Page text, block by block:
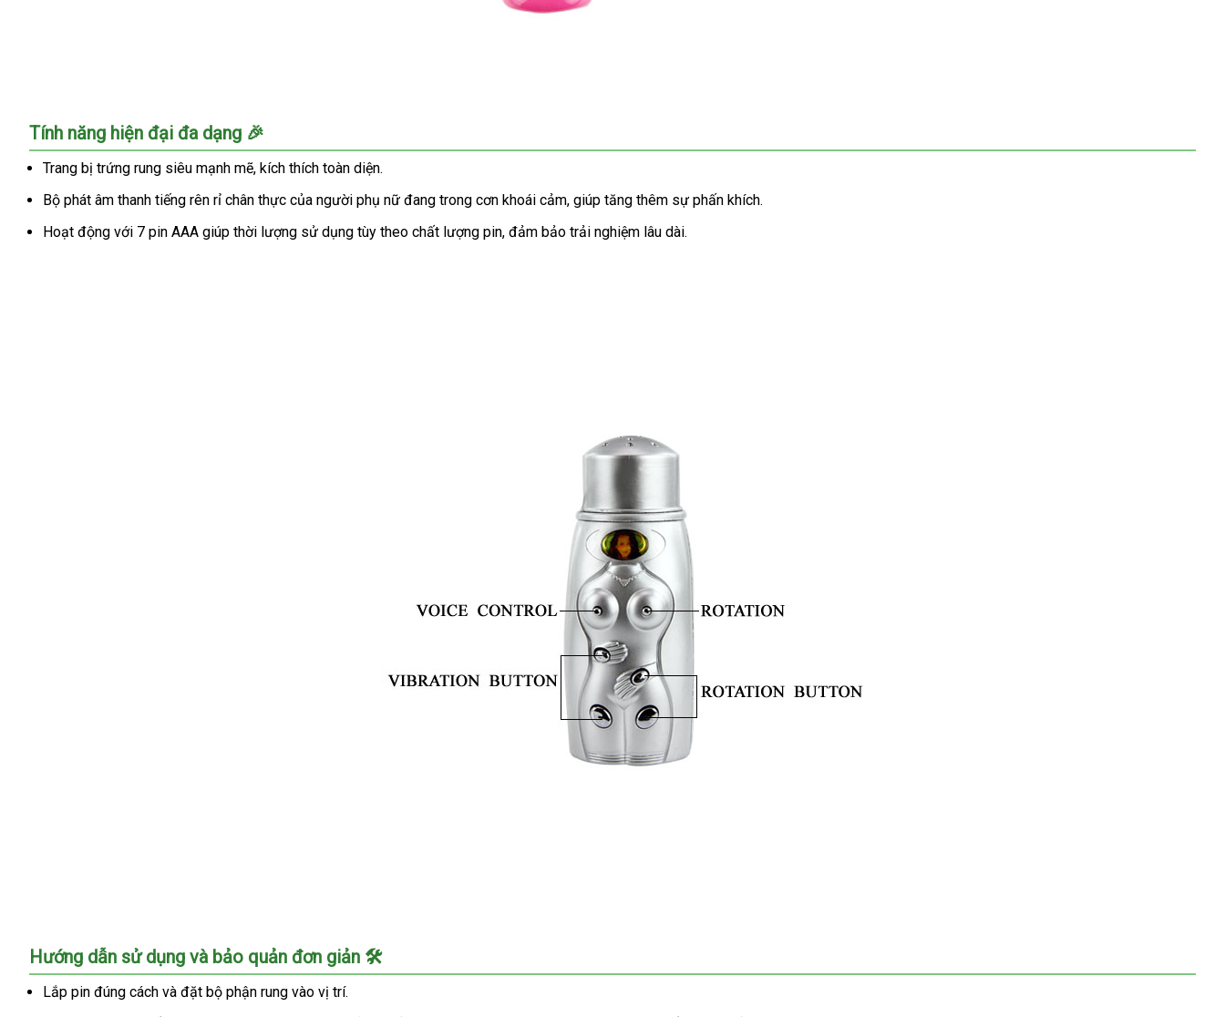
Vòng
3
siêu
cấp
quyến
Tính năng hiện đại đa dạng 🎉
Trang bị trứng rung siêu mạnh mẽ, kích thích toàn diện.
Bộ phát âm thanh tiếng rên rỉ chân thực của người phụ nữ đang trong cơn khoái cảm, giúp tăng thêm sự phấn khích.
Hoạt động với 7 pin AAA giúp thời lượng sử dụng tùy theo chất lượng pin, đảm bảo trải nghiệm lâu dài.
Vòng
3
siêu
cao
Hướng dẫn sử dụng và bảo quản đơn giản 🛠️
Lắp pin đúng cách và đặt bộ phận rung vào vị trí.